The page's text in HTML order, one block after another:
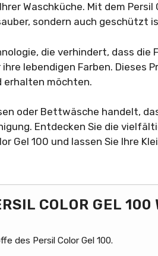
Waschküche. Mit dem Persil
sondern auch geschützt
die verhindert, dass die
lebendigen Farben. Dieses
erhalten möchten.
oder Bettwäsche handelt,
Entdecken Sie die
Gel 100 und lassen Sie Ihre
COLOR GEL 100
des Persil Color Gel 100.